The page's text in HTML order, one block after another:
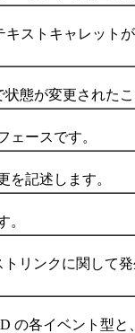
トキャレット
が変更された
ースです。
記述します。
ンクに関して発
イベント型と